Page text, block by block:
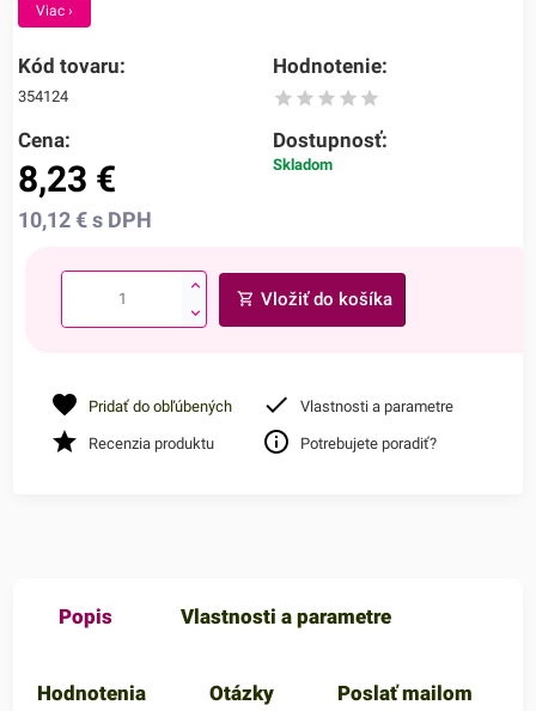
Viac ›
Kód tovaru:
354124
Hodnotenie:
Cena:
8,23 €
10,12€ s DPH
Dostupnosť:
Skladom
Vložiť do košíka
Pridať do obľúbených Vlastnosti a parametre
Recenzia produktu Potrebujete poradiť?
Popis Vlastnosti a parametre
Hodnotenia Otázky Poslať mailom